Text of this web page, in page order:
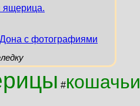
ящерица.
с фотографиями
#кошачьи